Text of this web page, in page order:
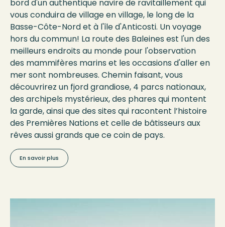
bord d'un authentique navire de ravitaillement qui
vous conduira de village en village, le long de la
Basse-Côte-Nord et à l'île d'Anticosti. Un voyage
hors du commun! La route des Baleines est l'un des
meilleurs endroits au monde pour l'observation
des mammifères marins et les occasions d'aller en
mer sont nombreuses. Chemin faisant, vous
découvrirez un fjord grandiose, 4 parcs nationaux,
des archipels mystérieux, des phares qui montent
la garde, ainsi que des sites qui racontent l’histoire
des Premières Nations et celle de bâtisseurs aux
rêves aussi grands que ce coin de pays.
En savoir plus